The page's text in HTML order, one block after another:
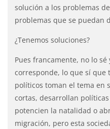
solución a los problemas
problemas que se puedan
¿Tenemos soluciones?
Pues francamente, no lo
corresponde, lo que sí que
políticos toman el tema en
cortas, desarrollan
potencien la natalidad o
migración, pero esta